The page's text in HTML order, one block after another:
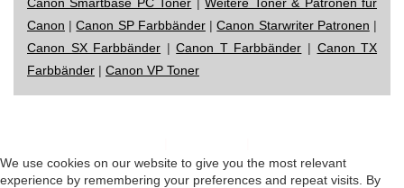
Canon |Canon SP Farbbänder|Canon Starwriter Patronen |
Canon SX Farbbänder |Canon T Farbbänder | Canon TX
Farbbänder | Canon VP Toner
We use cookies on our website to give you the most relevant
experience by remembering your preferences and repeat visits. By